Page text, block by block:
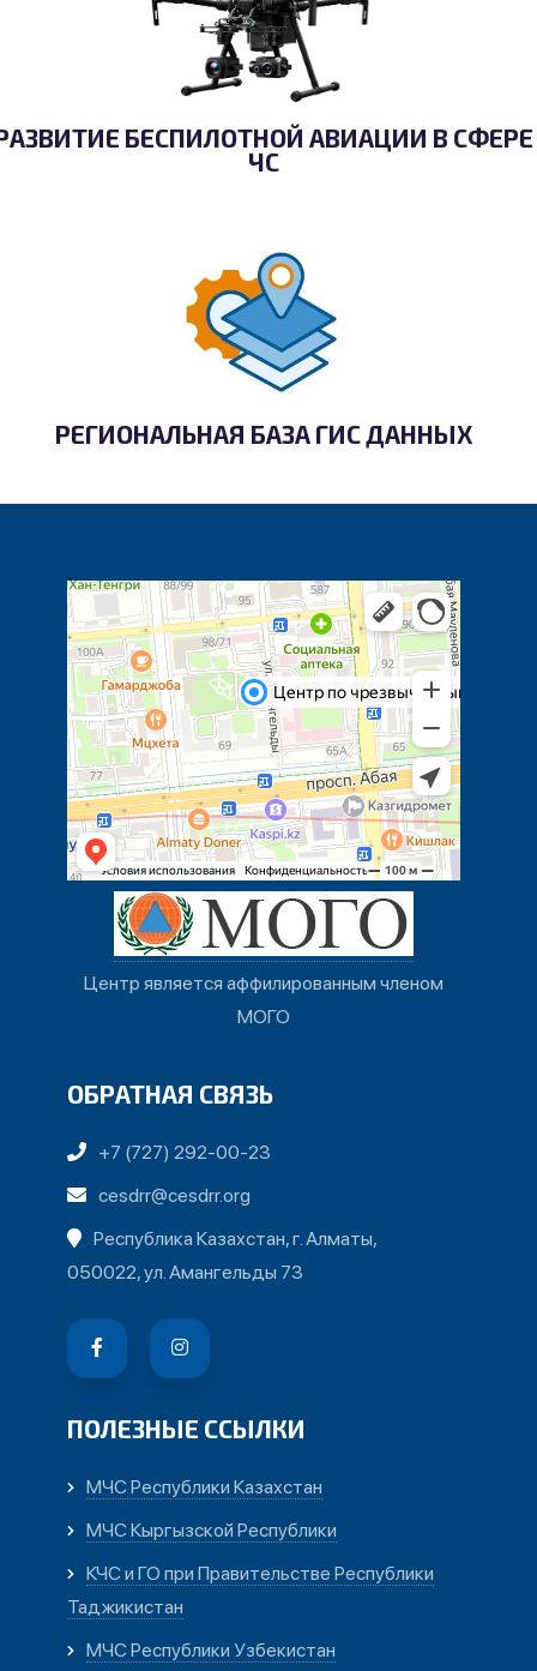
БЕСПИЛОТНОЙ АВИАЦИИ В СФЕРЕ
ЧС
РЕГИОНАЛЬНАЯ БАЗА ГИС ДАННЫХ
Центр является аффилированным членом
МОГО
ОБРАТНАЯ СВЯЗЬ
+7 (727) 292-00-23
cesdrr@cesdrr.org
Республика Казахстан, г. Алматы,
050022, ул. Амангельды 73
ПОЛЕЗНЫЕ ССЫЛКИ
МЧС Республики Казахстан
МЧС Кыргызской Республики
КЧС и ГО при Правительстве Республики
Таджикистан
МЧС Республики Узбекистан